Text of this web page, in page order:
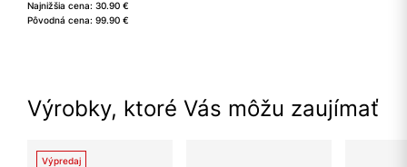
Najnižšia cena: 30.90 €
Pôvodná cena: 99.90 €
Výrobky, ktoré Vás môžu zaujímať
Výpredaj